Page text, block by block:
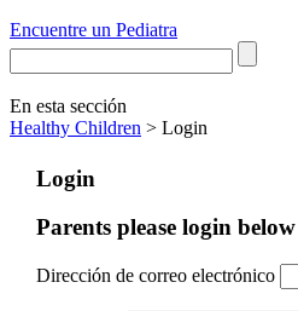
Encuentre un Pediatra
En esta sección
Healthy Children > Login
Login
Parents please login below
Dirección de correo electrónico